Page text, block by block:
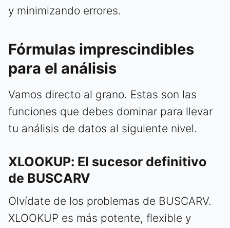
y minimizando errores.
Fórmulas imprescindibles
para el análisis
Vamos directo al grano. Estas son las
funciones que debes dominar para llevar
tu análisis de datos al siguiente nivel.
XLOOKUP: El sucesor definitivo
de BUSCARV
Olvídate de los problemas de BUSCARV.
XLOOKUP es más potente, flexible y